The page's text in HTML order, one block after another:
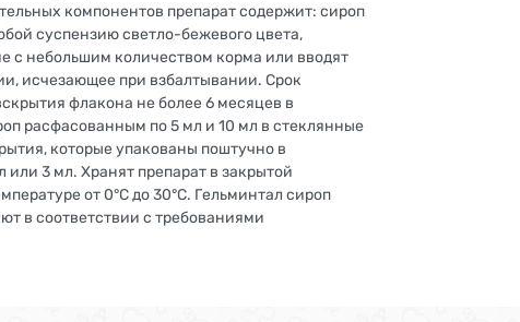
компонентов препарат содержит: сироп
суспензию светло-бежевого цвета,
с небольшим количеством корма или вводят
исчезающее при взбалтывании. Срок
флакона не более 6 месяцев в
расфасованным по 5 мл и 10 мл в стеклянные
которые упакованы поштучно в
3 мл. Хранят препарат в закрытой
от 0°С до 30°С. Гельминтал сироп
в соответствии с требованиями